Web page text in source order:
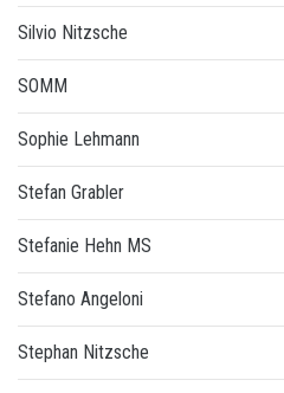
Silvio Nitzsche
SOMM
Sophie Lehmann
Stefan Grabler
Stefanie Hehn MS
Stefano Angeloni
Stephan Nitzsche